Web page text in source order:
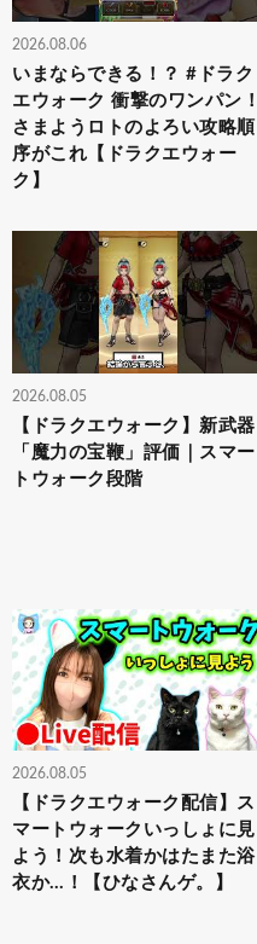
2026.08.06
いまならできる！？ #ドラク
エウォーク 衝撃のワンパン！
さまようロトのよろい攻略順
序がこれ【ドラクエウォー
ク】
2026.08.05
【ドラクエウォーク】新武器
「魔力の宝鞭」評価｜スマー
トウォーク段階
2026.08.05
【ドラクエウォーク配信】ス
マートウォークいっしょに見
よう！次も水着かはたまた浴
衣か…！【ひなさんゲ。】